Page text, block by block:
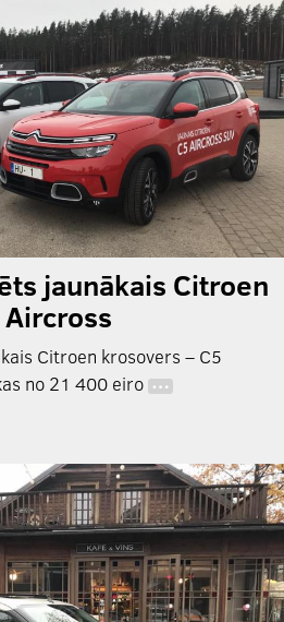
jaunākais Citroen
Citroen krosovers – C5
no 21 400 eiro …